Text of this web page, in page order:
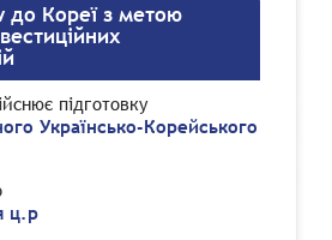
до Кореї з метою
підготовку
Українсько-Корейського
ц.р